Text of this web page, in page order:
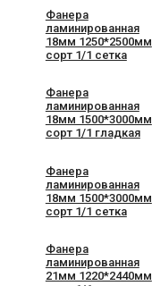
Фанера
ламинированная
18мм 1250*2500мм
сорт 1/1 сетка
Фанера
ламинированная
18мм 1500*3000мм
сорт 1/1 гладкая
Фанера
ламинированная
18мм 1500*3000мм
сорт 1/1 сетка
Фанера
ламинированная
21мм 1220*2440мм